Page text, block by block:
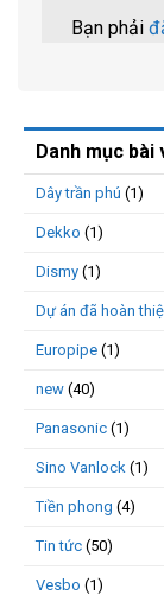
Bạn phải
Danh mục bài
Dây trần phú (1)
Dekko (1)
Dismy (1)
Dự án đã hoàn
Europipe (1)
new (40)
Panasonic (1)
Sino Vanlock (1)
Tiền phong (4)
Tin tức (50)
Vesbo (1)